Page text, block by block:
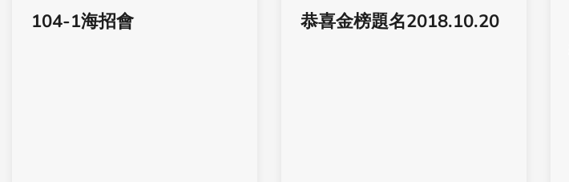
104-1海招會 恭喜金榜題名2018.10.20